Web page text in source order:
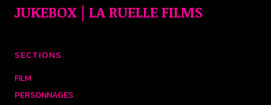
JUKEBOX | LA RUELLE FILMS
SECTIONS
FILM
PERSONNAGES